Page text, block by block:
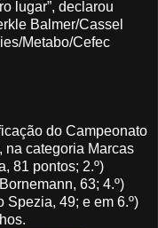
lugar”, declarou
Balmer/Cassel
Metabo/Cefec
do Campeonato
na categoria Marcas
81 pontos; 2.º)
63; 4.º)
Spezia, 49; e em 6.º)